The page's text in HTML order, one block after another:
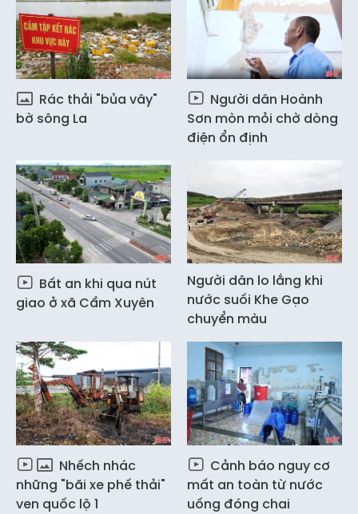
Rác thải "bủa vây"
bờ sông La
Người dân Hoành
Sơn mòn mỏi chờ dòng
điện ổn định
Bất an khi qua nút
giao ở xã Cẩm Xuyên
Người dân lo lắng khi
nước suối Khe Gạo
chuyển màu
Nhếch nhác
những "bãi xe phế thải"
ven quốc lộ 1
Cảnh báo nguy cơ
mất an toàn từ nước
uống đóng chai